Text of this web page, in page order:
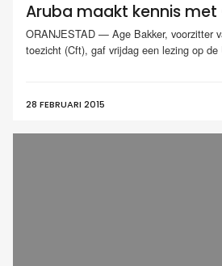
Aruba maakt kennis met
ORANJESTAD — Age Bakker, voorzitter
toezicht (Cft), gaf vrijdag een lezing op
28 FEBRUARI 2015